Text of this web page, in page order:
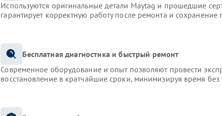
Используются оригинальные детали Maytag и прошедшие
гарантирует корректную работу после ремонта и сохранение
Бесплатная диагностика и быстрый ремонт
Современное оборудование и опыт позволяют провести
восстановление в кратчайшие сроки, минимизируя время без